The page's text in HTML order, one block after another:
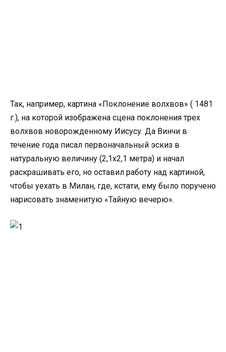
Так, например, картина «Поклонение волхвов» ( 1481
г.), на которой изображена сцена поклонения трех
волхвов новорожденному Иисусу. Да Винчи в
течение года писал первоначальный эскиз в
натуральную величину (2,1х2,1 метра) и начал
раскрашивать его, но оставил работу над картиной,
чтобы уехать в Милан, где, кстати, ему было поручено
нарисовать знаменитую «Тайную вечерю».